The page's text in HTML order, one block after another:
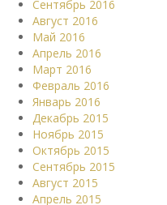
Сентябрь 2016
Август 2016
Май 2016
Апрель 2016
Март 2016
Февраль 2016
Январь 2016
Декабрь 2015
Ноябрь 2015
Октябрь 2015
Сентябрь 2015
Август 2015
Апрель 2015